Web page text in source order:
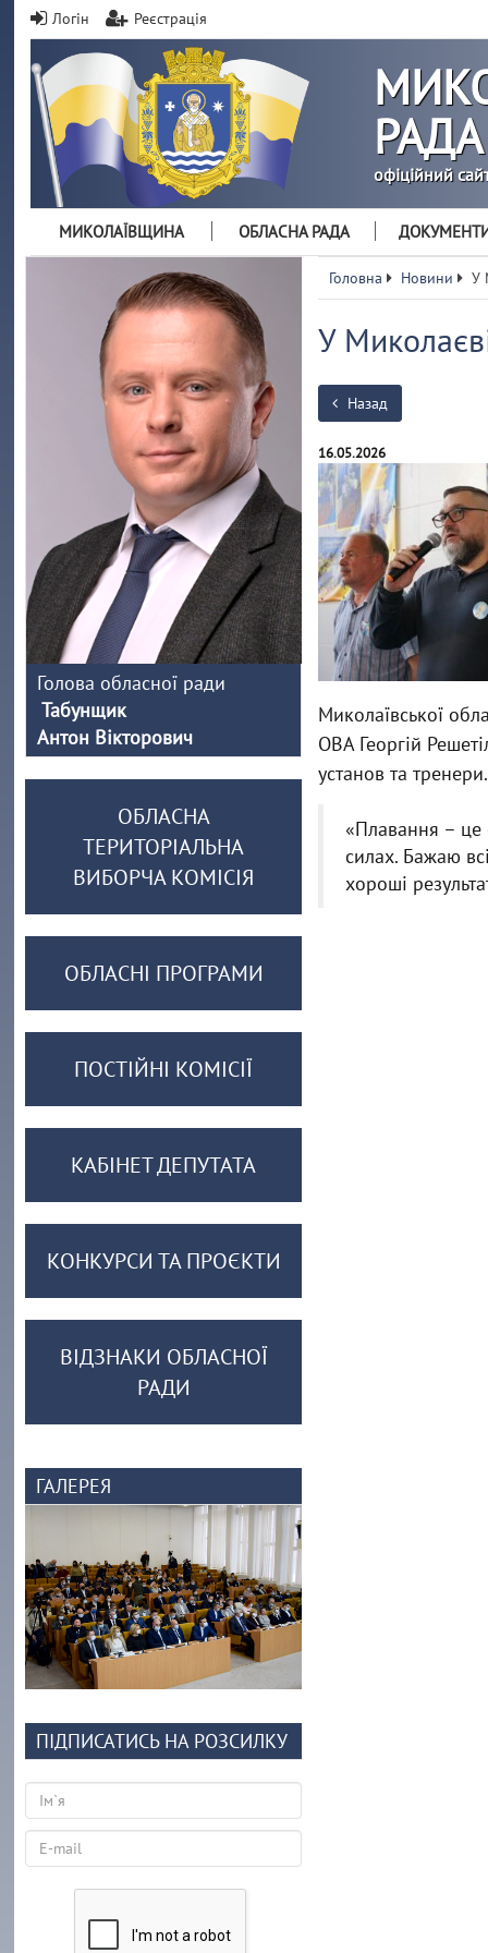
Логін Реєстрація
РАДА
офіційний
МИКОЛАЇВЩИНА ОБЛАСНА РАДА
Головна Новини У
У
Назад
16.05.2026
Миколаївської
ОВА Георгій
установ та тренери.
«Плавання – це
силах. Бажаю
хороші
Голова обласної ради
Табунщик
Антон Вікторович
ОБЛАСНА
ТЕРИТОРІАЛЬНА
ВИБОРЧА КОМІСІЯ
ОБЛАСНІ ПРОГРАМИ
ПОСТІЙНІ КОМІСІЇ
КАБІНЕТ ДЕПУТАТА
КОНКУРСИ ТА ПРОЄКТИ
ВІДЗНАКИ ОБЛАСНОЇ
РАДИ
ГАЛЕРЕЯ
ПІДПИСАТИСЬ НА РОЗСИЛКУ